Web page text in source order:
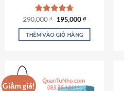
Được xếp
hạng4.64
5 sao
290,000₫ Giá
là:
290,000 ₫.
195,000₫Giá
tại
THÊM VÀO GIỎ HÀNG
Giảm giá!